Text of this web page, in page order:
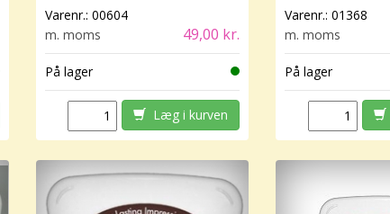
Varenr.: 00604
m. moms
49,00 kr.
På lager
Læg i kurven
Varenr.:01368
m. moms
På lager